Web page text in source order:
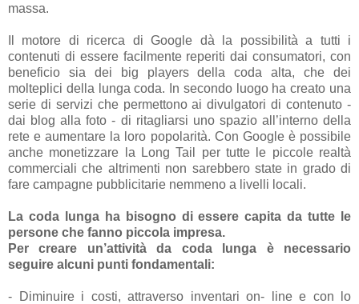
massa.
Il motore di ricerca di Google dà la possibilità a tutti i
contenuti di essere facilmente reperiti dai consumatori, con
beneficio sia dei big players della coda alta, che dei
molteplici della lunga coda. In secondo luogo ha creato una
serie di servizi che permettono ai divulgatori di contenuto -
dai blog alla foto - di ritagliarsi uno spazio all’interno della
rete e aumentare la loro popolarità. Con Google è possibile
anche monetizzare la Long Tail per tutte le piccole realtà
commerciali che altrimenti non sarebbero state in grado di
fare campagne pubblicitarie nemmeno a livelli locali.
La coda lunga ha bisogno di essere capita da tutte le
persone che fanno piccola impresa.
Per creare un’attività da coda lunga è necessario
seguire alcuni punti fondamentali:
- Diminuire i costi, attraverso inventari on- line e con lo